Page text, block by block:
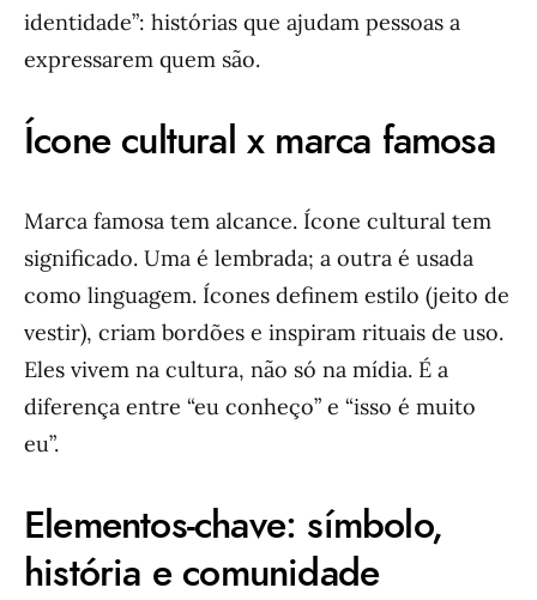
identidade”: histórias que ajudam pessoas a
expressarem quem são.
Ícone cultural x marca famosa
Marca famosa tem alcance. Ícone cultural tem
significado. Uma é lembrada; a outra é usada
como linguagem. Ícones definem estilo (jeito de
vestir), criam bordões e inspiram rituais de uso.
Eles vivem na cultura, não só na mídia. É a
diferença entre “eu conheço” e “isso é muito
eu”.
Elementos‑chave: símbolo,
história e comunidade